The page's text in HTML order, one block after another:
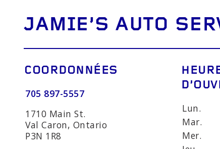
SÉCURITÉ ÉVOLUÉS
JAMIE'S AUTO
COORDONNÉES
705 897-5557
1710 Main St.
Val Caron, Ontario
P3N 1R8
Lun.
Mar.
Mer.